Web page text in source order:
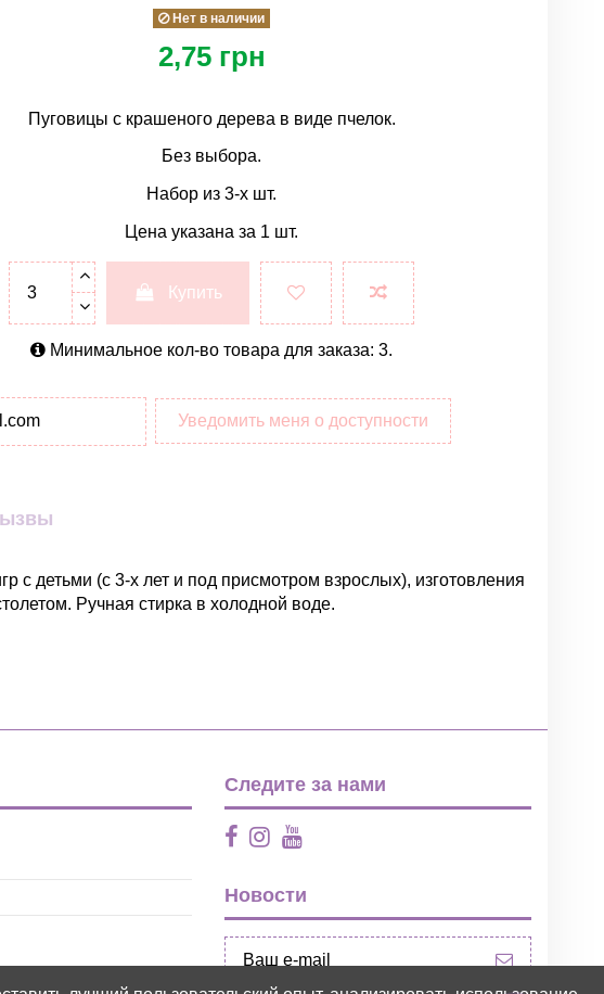
Нет в наличии
2,75 грн
Пуговицы с крашеного дерева в виде пчелок.
Без выбора.
Набор из 3-х шт.
Цена указана за 1 шт.
Купить
Минимальное кол-во товара для заказа: 3.
Уведомить меня о доступности
с детьми (с 3-х лет и под присмотром взрослых), изготовления
Ручная стирка в холодной воде.
Следите за нами
Новости